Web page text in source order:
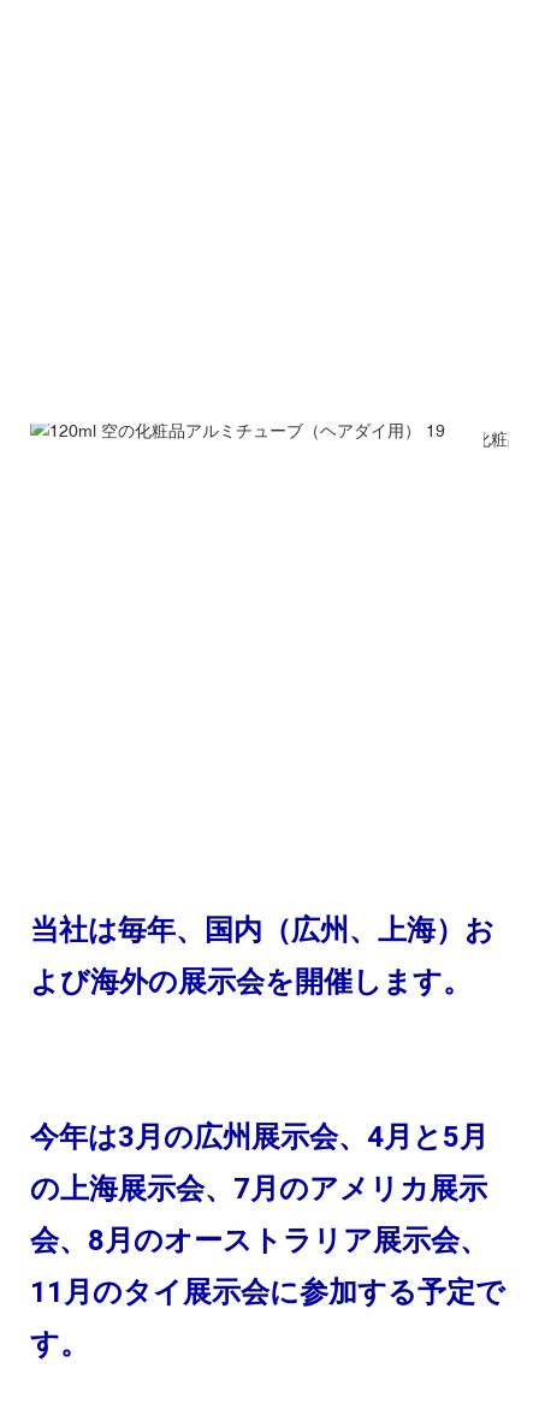
当社は毎年、国内（広州、上海）お
よび海外の展示会を開催します。
今年は3月の広州展示会、4月と5月
の上海展示会、7月のアメリカ展示
会、8月のオーストラリア展示会、
11月のタイ展示会に参加する予定で